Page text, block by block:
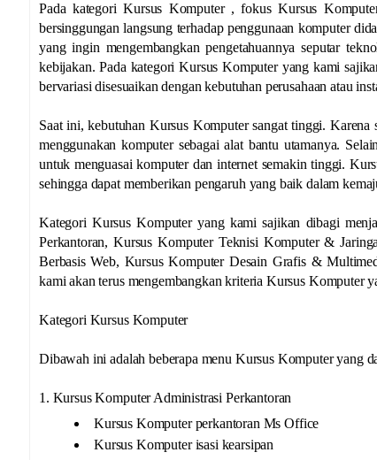
Pada kategori Kursus Komputer , fokus Kursus
bersinggungan langsung terhadap penggunaan komputer
yang ingin mengembangkan pengetahuannya seputar
kebijakan. Pada kategori Kursus Komputer yang kami
bervariasi disesuaikan dengan kebutuhan perusahaan atau
Saat ini, kebutuhan Kursus Komputer sangat tinggi.
menggunakan komputer sebagai alat bantu utamanya.
untuk menguasai komputer dan internet semakin tinggi.
sehingga dapat memberikan pengaruh yang baik dalam
Kategori Kursus Komputer yang kami sajikan dibagi
Perkantoran, Kursus Komputer Teknisi Komputer &
Berbasis Web, Kursus Komputer Desain Grafis &
kami akan terus mengembangkan kriteria Kursus Komputer
Kategori Kursus Komputer
Dibawah ini adalah beberapa menu Kursus Komputer yang
1. Kursus Komputer Administrasi Perkantoran
Kursus Komputer perkantoran Ms Office
Kursus Komputer isasi kearsipan